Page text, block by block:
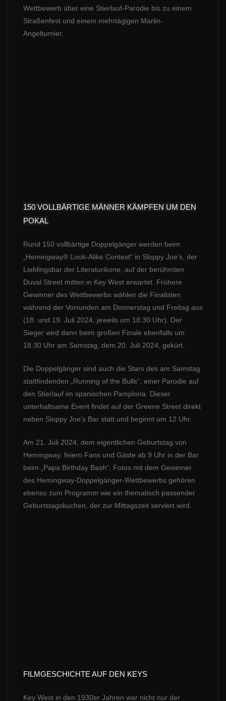
Wettbewerb über eine Stierlauf-Parodie bis zu einem
Straßenfest und einem mehrtägigen Marlin-
Angelturnier.
150 VOLLBÄRTIGE MÄNNER KÄMPFEN UM DEN
POKAL
Rund 150 vollbärtige Doppelgänger werden beim
„Hemingway® Look-Alike Contest“ in Sloppy Joe’s, der
Lieblingsbar der Literaturikone, auf der berühmten
Duval Street mitten in Key West erwartet. Frühere
Gewinner des Wettbewerbs wählen die Finalisten
während der Vorrunden am Donnerstag und Freitag aus
(18. und 19. Juli 2024, jeweils um 18:30 Uhr). Der
Sieger wird dann beim großen Finale ebenfalls um
18:30 Uhr am Samstag, dem 20. Juli 2024, gekürt.
Die Doppelgänger sind auch die Stars des am Samstag
stattfindenden „Running of the Bulls“, einer Parodie auf
den Stierlauf im spanischen Pamplona. Dieser
unterhaltsame Event findet auf der Greene Street direkt
neben Sloppy Joe’s Bar statt und beginnt um 12 Uhr.
Am 21. Juli 2024, dem eigentlichen Geburtstag von
Hemingway, feiern Fans und Gäste ab 9 Uhr in der Bar
beim „Papa Birthday Bash“. Fotos mit dem Gewinner
des Hemingway-Doppelgänger-Wettbewerbs gehören
ebenso zum Programm wie ein thematisch passender
Geburtstagskuchen, der zur Mittagszeit serviert wird.
FILMGESCHICHTE AUF DEN KEYS
Key West in den 1930er Jahren war nicht nur der